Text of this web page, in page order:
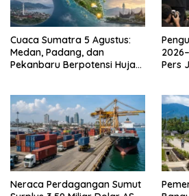
Cuaca Sumatra 5 Agustus:
Medan, Padang, dan
Pekanbaru Berpotensi Hujan
Pers
Neraca Perdagangan Sumut